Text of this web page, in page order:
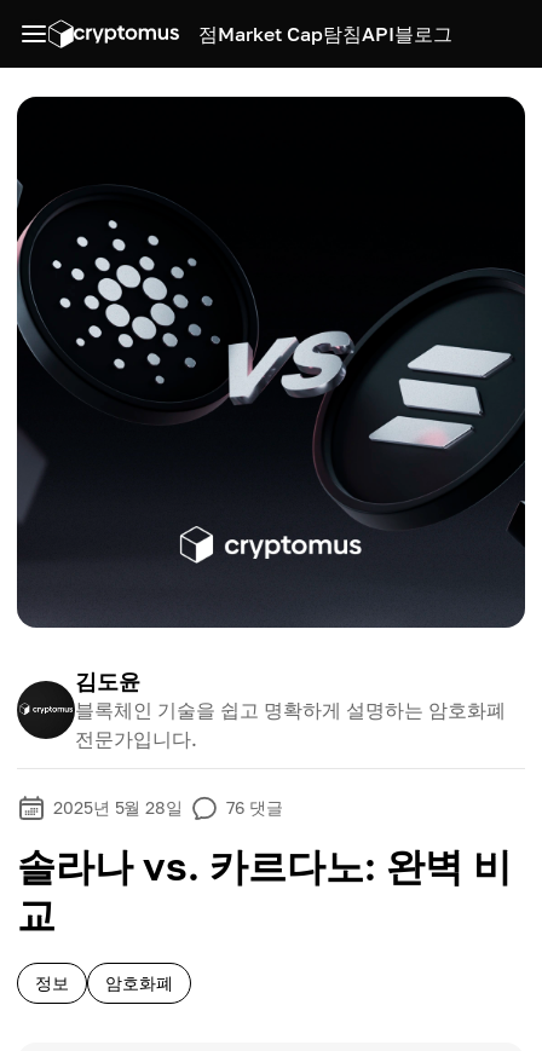
점Market Cap탐침API블로그
김도윤
블록체인 기술을 쉽고 명확하게 설명하는 암호화폐
전문가입니다.
2025년 5월 28일 76 댓글
솔라나 vs. 카르다노: 완벽 비
교
정보 암호화폐